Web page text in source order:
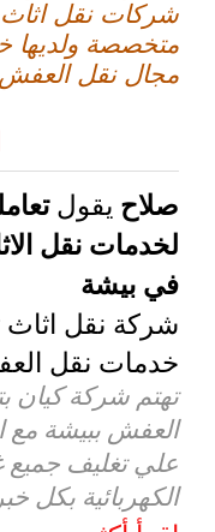
شركات نقل اثاث
متخصصة ولديها
مجال نقل العفش.
صلاحيقول
لخدمات نقل
في بيشة
خدمات نقل
تهتم شركة كيان
العفش ببيشة مع
علي تغليف جميع
الكهربائية بكل